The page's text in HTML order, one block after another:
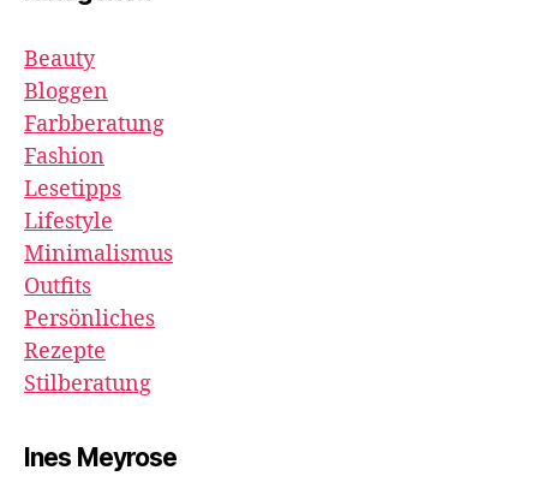
Beauty
Bloggen
Farbberatung
Fashion
Lesetipps
Lifestyle
Minimalismus
Outfits
Persönliches
Rezepte
Stilberatung
Ines Meyrose